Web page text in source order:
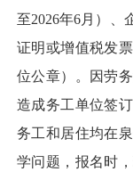
至2026年6月）、
证明或增值税发
位公章）。因劳
造成务工单位签
务工和居住均在
学问题，报名时